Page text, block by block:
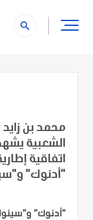
search
محمد بن
الشعبية
اتفاقية
"أدنوك"
"أدنوك"